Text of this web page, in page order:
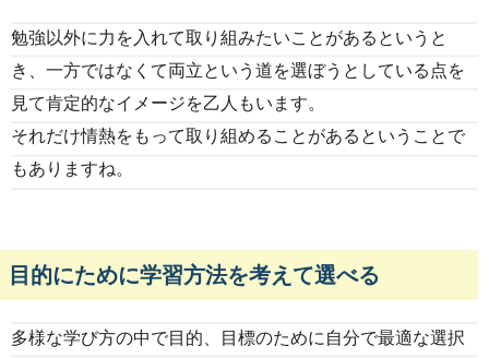
勉強以外に力を入れて取り組みたいことがあるというと
き、一方ではなくて両立という道を選ぼうとしている点を
見て肯定的なイメージを乙人もいます。
それだけ情熱をもって取り組めることがあるということで
もありますね。
目的にために学習方法を考えて選べる
多様な学び方の中で目的、目標のために自分で最適な選択